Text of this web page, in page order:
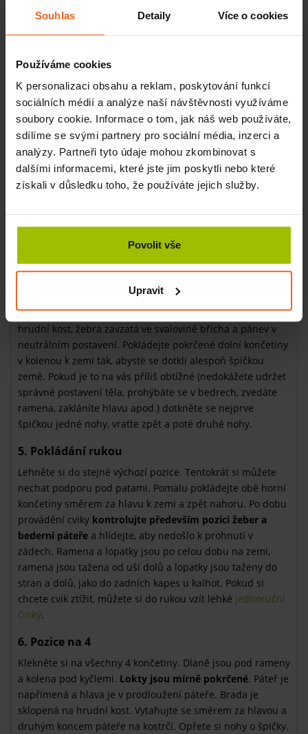
Souhlas Detaily Více o cookies
Používáme cookies
K personalizaci obsahu a reklam, poskytování funkcí
sociálních médií a analýze naší návštěvnosti využíváme
soubory cookie. Informace o tom, jak náš web používáte,
sdílíme se svými partnery pro sociální média, inzerci a
analýzy. Partneři tyto údaje mohou zkombinovat s
dalšími informacemi, které jste jim poskytli nebo které
získali v důsledku toho, že používáte jejich služby.
Povolit vše
Upravit
tento cvik obtížnější, můžete kolem stejnostranných
končetin
Výchozí pozice je opět stejná jako u předchozích cviků.
Tentokrát tlačte kořenem pravé dlaně do levého kolene a
pohybujte levou horní končetinou a pravou dolní
končetinou opačným směrem k zemi.Cvik zopakujte opět
8x na každou stranu. I zde si dávejte pozor na pozice
pánve, žeber i beder. Hlídejte, aby nedocházelo k záklonu
4. Pokládání nohou
Začněte opět v lehu na zádech. Položte si ruce podél těla,
dlaněmi vzhůru. Vytahujte se za prstami rukou a ramena
90°v kyčlích, kolenou i kotnících, ale tentokrát bez jakékoliv
opory.Držte napřímenou páteř, bradu sklopenou na
hrudní kost, žebra zavzatá ve svalovině břicha a pánev v
neutrálním postavení. Pokládejte pokrčené dolní končetiny
v kolenou k zemi tak, abyste se dotkli alespoň špičkou
země. Pokud je to na vás příliš obtížné (nedokážete udržet
správné postavení těla, prohýbáte se v bedrech, zvedáte
ramena, zakláníte hlavu apod.) dotkněte se nejprve
špičkou jedné nohy, vraťte zpět a poté druhé nohy.
5. Pokládání rukou
Lehněte si do stejné výchozí pozice. Tentokrát si můžete
nechat podporu pod patami. Pomalu pokládejte obě horní
končetiny směrem za hlavu k zemi a zpět nahoru. Po dobu
provádění cviky kontrolujte především pozici žeber a
bederní páteře a hlídejte, aby nedošlo k prohnutí v
zádech. Ramena a lopatky jsou po celou dobu na zemi,
ramena jsou tažena od uší dolů a lopatky jsou taženy do
stran a dolů, jako do zadních kapes u kalhot. Pokud si
chcete cvik ztížit, můžete si do rukou vzít lehké jednoruční
činky.
6. Pozice na 4
Klekněte si na všechny 4 končetiny. Dlaně jsou pod rameny
a kolena pod kyčlemi. Lokty jsou mírně pokrčené. Páteř je
napřímená a hlava je v prodloužení páteře. Brada je
sklopená na hrudní kost. Vytahujte se směrem za hlavou a
druhým koncem páteře na kostrčí. Opřete si nohy o špičky.